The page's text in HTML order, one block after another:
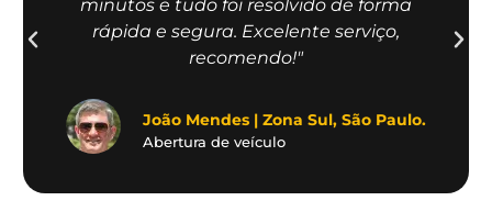
minutos e tudo foi resolvido de forma
rápida e segura. Excelente serviço,
recomendo!"
João Mendes | Zona Sul, São Paulo.
Abertura de veículo